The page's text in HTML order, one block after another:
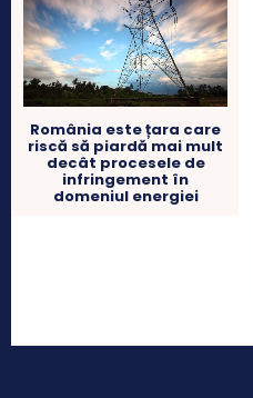
România este țara care
riscă să piardă mai mult
decât procesele de
infringement în
domeniul energiei